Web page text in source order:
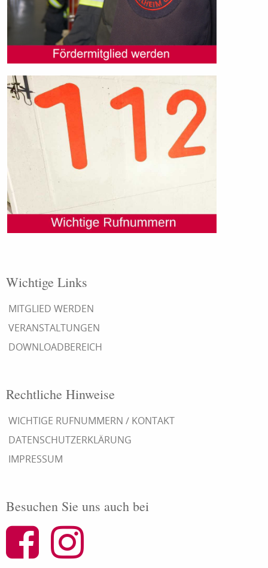
Wichtige Links
MITGLIED WERDEN
VERANSTALTUNGEN
DOWNLOADBEREICH
Rechtliche Hinweise
WICHTIGE RUFNUMMERN / KONTAKT
DATENSCHUTZERKLÄRUNG
IMPRESSUM
Besuchen Sie uns auch bei